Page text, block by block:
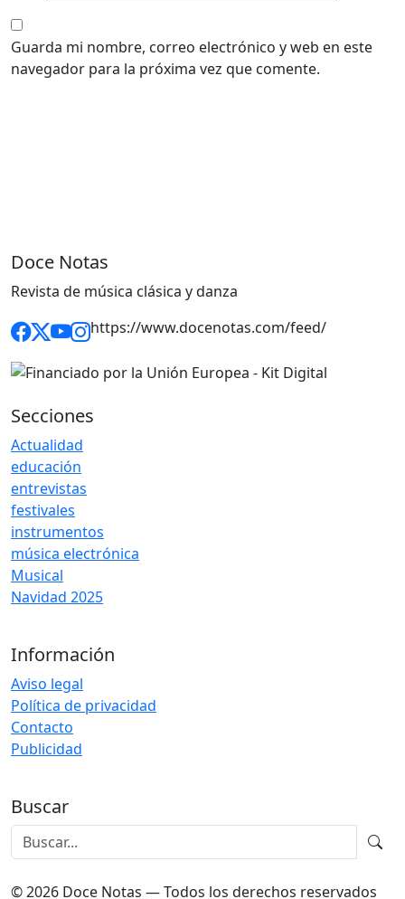
Guarda mi nombre, correo electrónico y web en este
navegador para la próxima vez que comente.
Doce Notas
Revista de música clásica y danza
https://www.docenotas.com/feed/
Secciones
Actualidad
educación
entrevistas
festivales
instrumentos
música electrónica
Musical
Navidad 2025
Información
Aviso legal
Política de privacidad
Contacto
Publicidad
Buscar
© 2026 Doce Notas — Todos los derechos reservados